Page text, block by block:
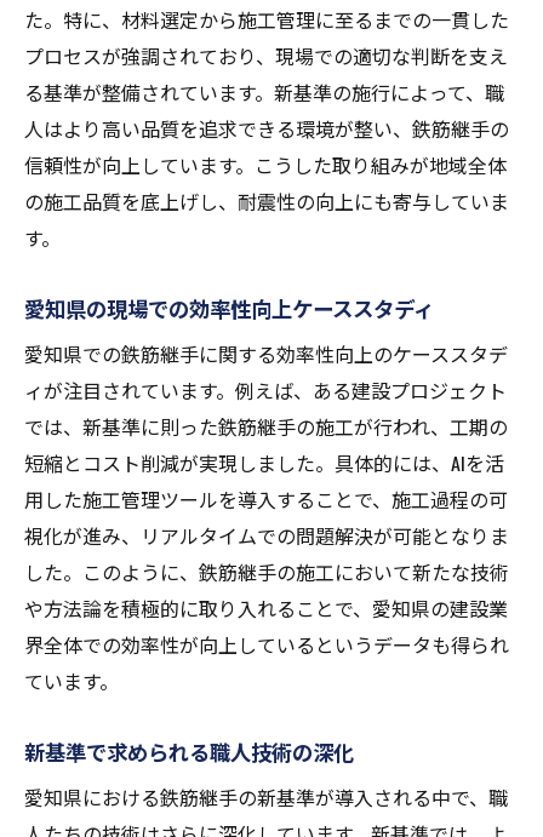
た。特に、材料選定から施工管理に至るまでの一貫した
プロセスが強調されており、現場での適切な判断を支え
る基準が整備されています。新基準の施行によって、職
人はより高い品質を追求できる環境が整い、鉄筋継手の
信頼性が向上しています。こうした取り組みが地域全体
の施工品質を底上げし、耐震性の向上にも寄与していま
す。
愛知県の現場での効率性向上ケーススタディ
愛知県での鉄筋継手に関する効率性向上のケーススタデ
ィが注目されています。例えば、ある建設プロジェクト
では、新基準に則った鉄筋継手の施工が行われ、工期の
短縮とコスト削減が実現しました。具体的には、AIを活
用した施工管理ツールを導入することで、施工過程の可
視化が進み、リアルタイムでの問題解決が可能となりま
した。このように、鉄筋継手の施工において新たな技術
や方法論を積極的に取り入れることで、愛知県の建設業
界全体での効率性が向上しているというデータも得られ
ています。
新基準で求められる職人技術の深化
愛知県における鉄筋継手の新基準が導入される中で、職